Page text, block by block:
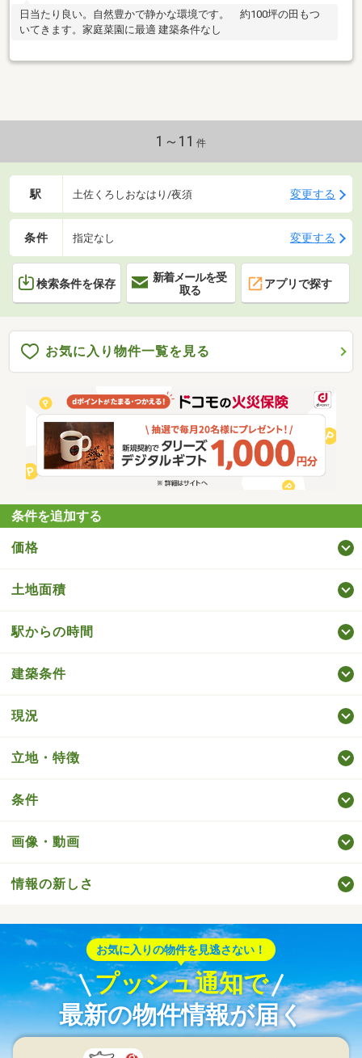
日当たり良い。自然豊かで静かな環境です。 約100坪の田もつ
いてきます。家庭菜園に最適 建築条件なし
1～11 件
駅 土佐くろしおなはり/夜須 変更する
条件 指定なし 変更する
検索条件を保存
新着メールを受
取る
アプリで探す
お気に入り物件一覧を見る
条件を追加する
価格
土地面積
駅からの時間
建築条件
現況
立地・特徴
条件
画像・動画
情報の新しさ
お気に入りの物件を見逃さない！
プッシュ通知で
最新の物件情報が届く